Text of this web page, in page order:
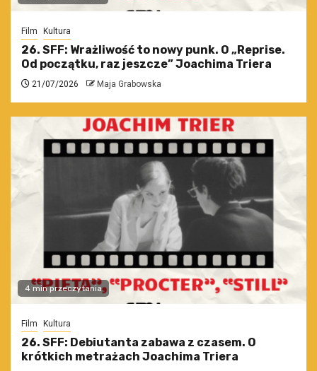
Film Kultura
26. SFF: Wrażliwość to nowy punk. O „Reprise.
Od początku, raz jeszcze” Joachima Triera
21/07/2026 Maja Grabowska
4 min przeczytania
Film Kultura
26. SFF: Debiutanta zabawa z czasem. O
krótkich metrażach Joachima Triera